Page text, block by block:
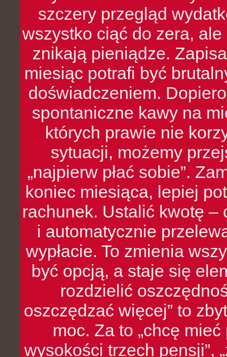
szczery przegląd
wszystko ciąć do zera,
znikają pieniądze.
miesiąc potrafi być
doświadczeniem.
spontaniczne kawy na
których prawie nie
sytuacji, możemy
„najpierw płać sobie”.
koniec miesiąca, lepiej
rachunek. Ustalić kwotę
i automatycznie
wypłacie. To zmienia
być opcją, a staje się
rozdzielić
oszczędzać więcej” to
moc. Za to „chcę
wysokości trzech pensji”,